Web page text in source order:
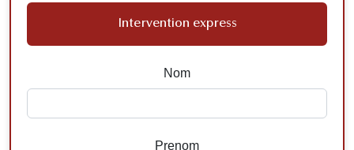
Intervention express
Nom
Prenom